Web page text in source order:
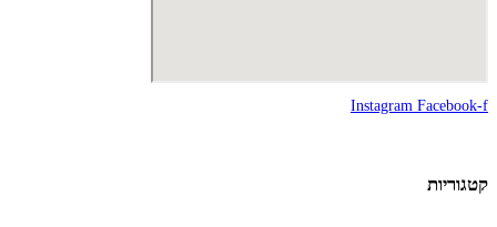
Instagram Facebook-f
קטגוריות